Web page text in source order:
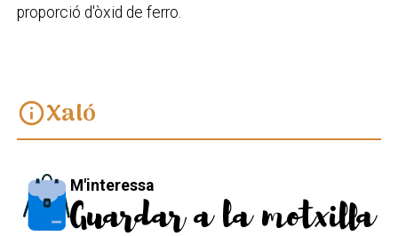
proporció d'òxid de ferro.
infoXaló
M'interessa
Guardar a la motxilla